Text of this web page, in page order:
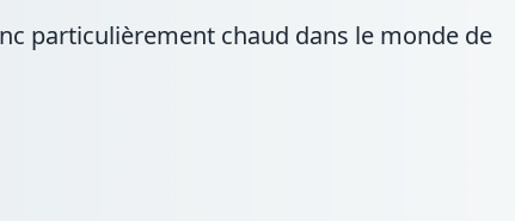
particulièrement chaud dans le monde de